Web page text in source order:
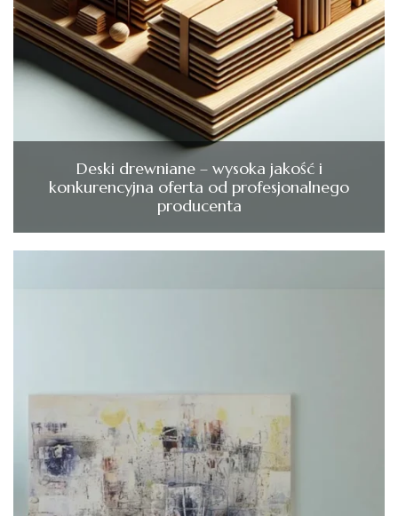
Deski drewniane – wysoka jakość i
konkurencyjna oferta od profesjonalnego
producenta